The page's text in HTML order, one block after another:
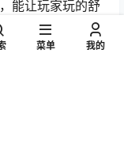
别？
菜单 我的